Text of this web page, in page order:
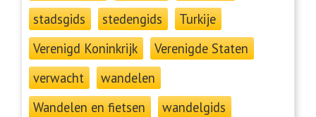
stadsgids
stedengids
Turkije
Verenigd Koninkrijk
Verenigde Staten
verwacht
wandelen
Wandelen en fietsen
wandelgids